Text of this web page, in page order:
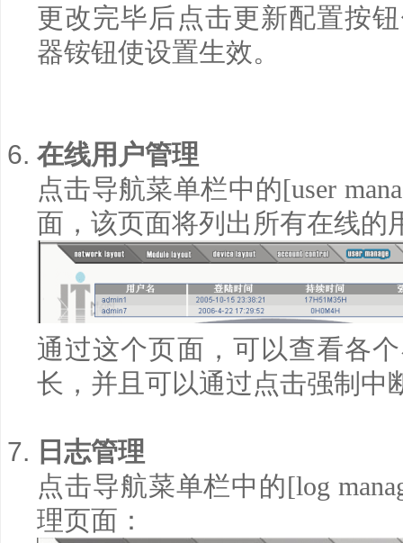
更改完毕后点击更新配置按
器铵钮使设置生效。
在线用户管理
点击导航菜单栏中的[user
面，该页面将列出所有在线的
通过这个页面，可以查看各
长，并且可以通过点击强制中
日志管理
点击导航菜单栏中的[log
理页面：